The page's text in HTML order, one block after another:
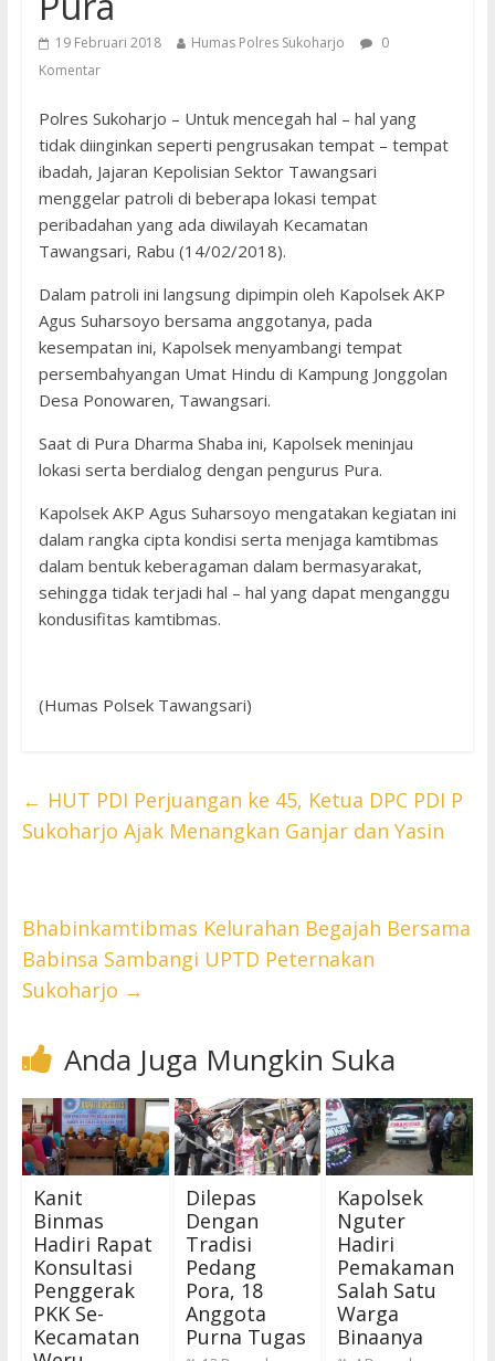
19 Februari 2018 Humas Polres Sukoharjo
0
Komentar
Polres Sukoharjo – Untuk mencegah hal – hal yang
tidak diinginkan seperti pengrusakan tempat – tempat
ibadah, Jajaran Kepolisian Sektor Tawangsari
menggelar patroli di beberapa lokasi tempat
peribadahan yang ada diwilayah Kecamatan
Tawangsari, Rabu (14/02/2018).
Dalam patroli ini langsung dipimpin oleh Kapolsek AKP
Agus Suharsoyo bersama anggotanya, pada
kesempatan ini, Kapolsek menyambangi tempat
persembahyangan Umat Hindu di Kampung Jonggolan
Desa Ponowaren, Tawangsari.
Saat di Pura Dharma Shaba ini, Kapolsek meninjau
lokasi serta berdialog dengan pengurus Pura.
Kapolsek AKP Agus Suharsoyo mengatakan kegiatan ini
dalam rangka cipta kondisi serta menjaga kamtibmas
dalam bentuk keberagaman dalam bermasyarakat,
sehingga tidak terjadi hal – hal yang dapat menganggu
kondusifitas kamtibmas.
(Humas Polsek Tawangsari)
← HUT PDI Perjuangan ke 45, Ketua DPC PDI P
Sukoharjo Ajak Menangkan Ganjar dan Yasin
Bhabinkamtibmas Kelurahan Begajah Bersama
Babinsa Sambangi UPTD Peternakan
Sukoharjo →
Anda Juga Mungkin Suka
Kanit
Binmas
Hadiri Rapat
Konsultasi
Penggerak
PKK Se-
Kecamatan
Dilepas
Dengan
Tradisi
Pedang
Pora, 18
Anggota
Purna Tugas
Kapolsek
Nguter
Hadiri
Pemakaman
Salah Satu
Warga
Binaanya